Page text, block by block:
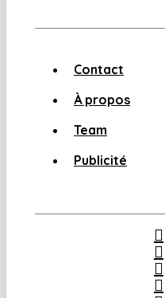
Contact
À propos
Team
Publicité